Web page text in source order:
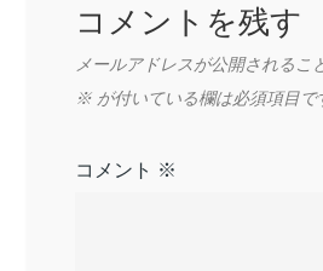
コメントを残す
メールアドレスが公開されるこ
※ が付いている欄は必須項目で
コメント ※